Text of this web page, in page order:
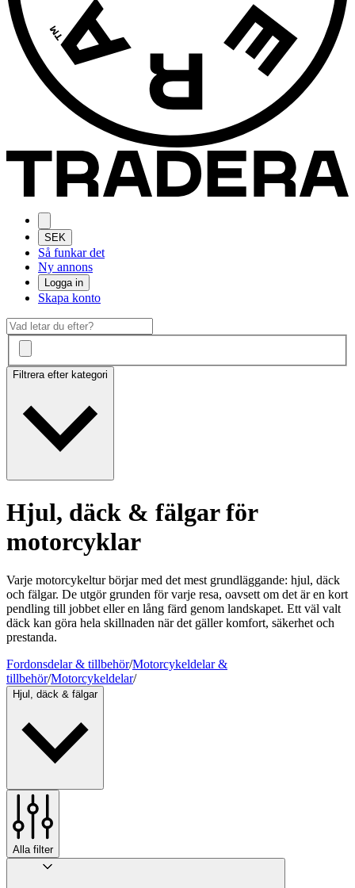
SEK
Så funkar det
Ny annons
Logga in
Skapa konto
Filtrera efter kategori
Hjul, däck & fälgar för
motorcyklar
Varje motorcykeltur börjar med det mest grundläggande: hjul, däck
och fälgar. De utgör grunden för varje resa, oavsett om det är en kort
pendling till jobbet eller en lång färd genom landskapet. Ett väl valt
däck kan göra hela skillnaden när det gäller komfort, säkerhet och
prestanda.
Fordonsdelar & tillbehör/Motorcykeldelar &
tillbehör/Motorcykeldelar/
Hjul, däck & fälgar
Alla filter